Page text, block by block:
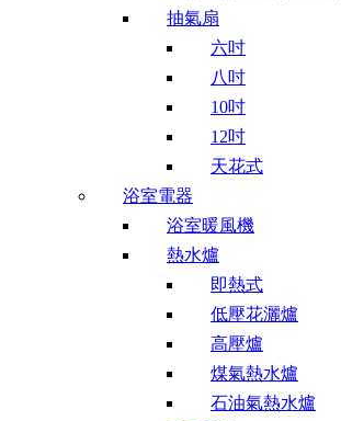
抽氣扇
六吋
八吋
10吋
12吋
天花式
浴室電器
浴室暖風機
熱水爐
即熱式
低壓花灑爐
高壓爐
煤氣熱水爐
石油氣熱水爐